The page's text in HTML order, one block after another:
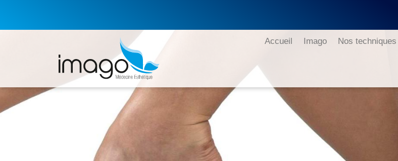
Accueil Imago Nos techniques